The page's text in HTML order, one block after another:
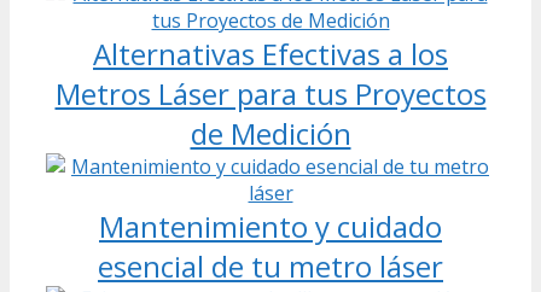
Alternativas Efectivas a los
Metros Láser para tus Proyectos
de Medición
Mantenimiento y cuidado
esencial de tu metro láser